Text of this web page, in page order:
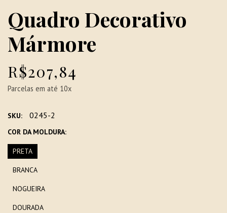
Quadro Decorativo
Mármore
R$207,84
Parcelas em até 10x
SKU: 0245-2
COR DA MOLDURA:
PRETA
BRANCA
NOGUEIRA
DOURADA